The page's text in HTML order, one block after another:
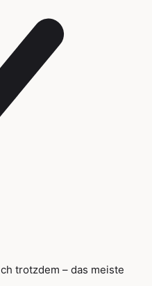
trotzdem – das meiste